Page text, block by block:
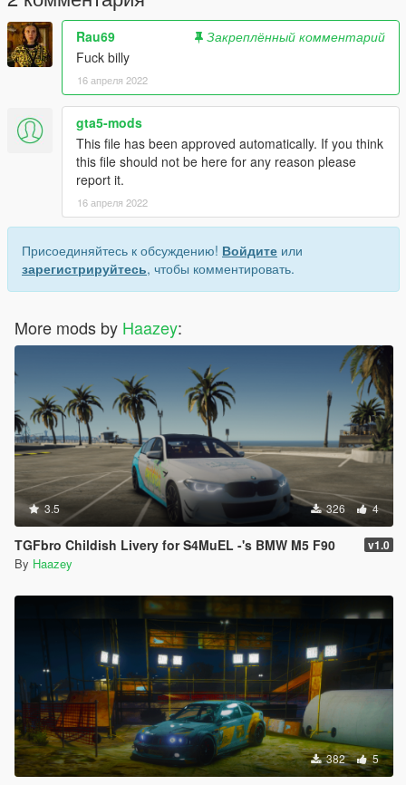
Rau69
Закреплённый комментарий
Fuck billy
16 апреля 2022
gta5-mods
This file has been approved automatically. If you think
this file should not be here for any reason please
report it.
16 апреля 2022
Присоединяйтесь к обсуждению! Войдите или
зарегистрируйтесь, чтобы комментировать.
More mods by Haazey:
3.5 326 4
TGFbro Childish Livery for S4MuEL -'s BMW M5 F90 v1.0
By Haazey
382 5